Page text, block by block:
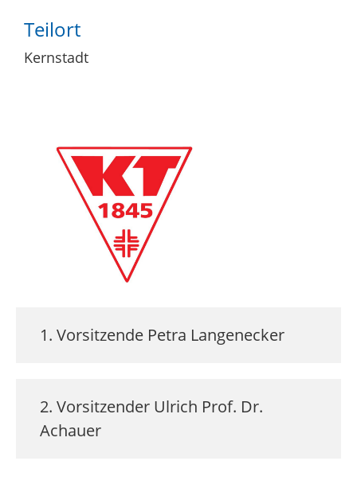
Teilort
Kernstadt
1. Vorsitzende Petra Langenecker
2. Vorsitzender Ulrich Prof. Dr.
Achauer